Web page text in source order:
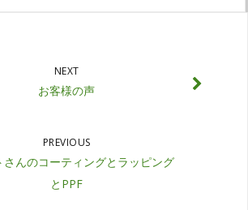
NEXT
お客様の声
PREVIOUS
さんのコーティングとラッピング
とPPF